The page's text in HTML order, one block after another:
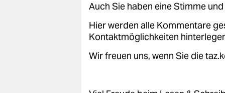
Auch Sie haben eine Stimme
Hier werden alle Kommentare
Kontaktmöglichkeiten
Wir freuen uns, wenn Sie die